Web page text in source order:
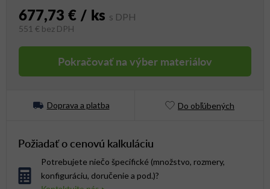
677,73 € / ks
551 € bez DPH
Pokračovať na výber materiálov
Doprava a platba Do obľúbených
Požiadať o cenovú kalkuláciu
Potrebujete niečo špecifické (množstvo, rozmery,
konfiguráciu, doručenie a pod.)?